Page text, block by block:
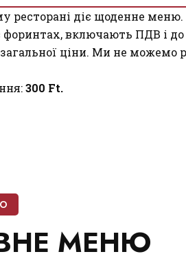
ресторані діє щоденне меню.
форинтах, включають ПДВ і до
загальної ціни. Ми не можемо
300 Ft.
МЕНЮ